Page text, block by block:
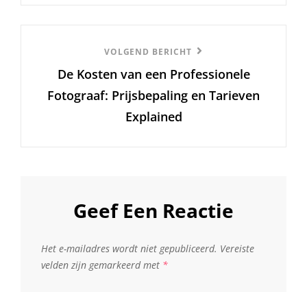
Bericht
VOLGEND BERICHT
De Kosten van een Professionele
Fotograaf: Prijsbepaling en Tarieven
Explained
Geef Een Reactie
Het e-mailadres wordt niet gepubliceerd. Vereiste
velden zijn gemarkeerd met *